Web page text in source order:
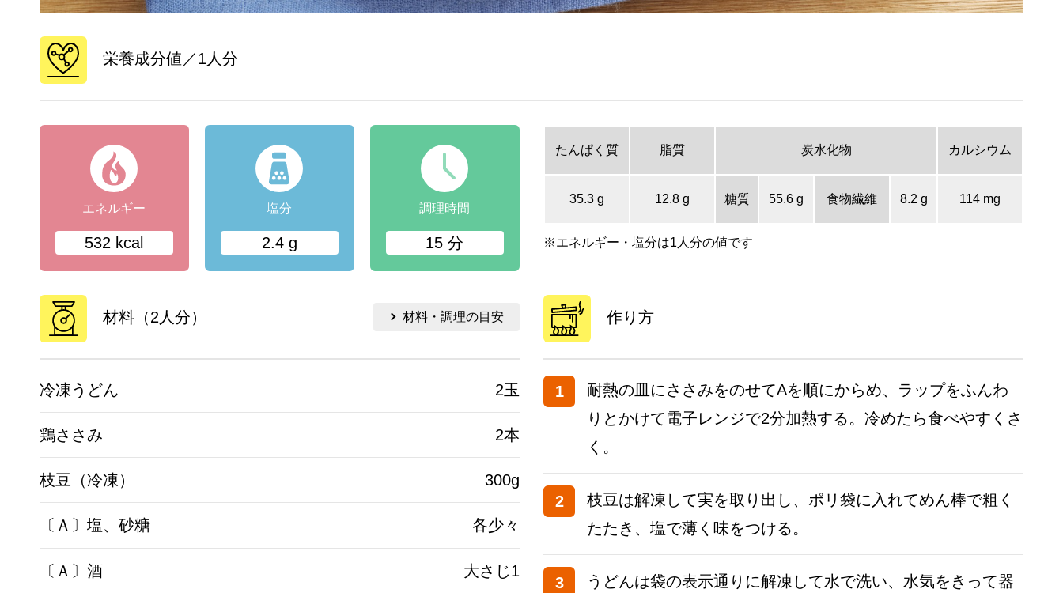
栄養成分値／1人分
エネルギー
532 kcal
塩分
2.4 g
調理時間
15 分
たんぱく質 脂質 炭水化物 カルシウム
35.3 g 12.8 g 糖質 55.6 g 食物繊維 8.2 g 114 mg
※エネルギー・塩分は1人分の値です
材料（2人分）
冷凍うどん 2玉
鶏ささみ 2本
枝豆（冷凍） 300g
〔Ａ〕塩、砂糖 各少々
〔Ａ〕酒 大さじ1
材料・調理の目安 作り方
1
耐熱の皿にささみをのせてAを順にからめ、ラップをふんわ
りとかけて電子レンジで2分加熱する。冷めたら食べやすくさ
く。
2
枝豆は解凍して実を取り出し、ポリ袋に入れてめん棒で粗く
たたき、塩で薄く味をつける。
3
うどんは袋の表示通りに解凍して水で洗い、水気をきって器